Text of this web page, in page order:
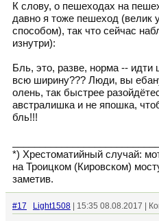
К слову, о пешеходах на
давно я тоже пешеход (велик
способом), так что сейчас
изнутри):
Бль, это, разве, норма -- идти
всю ширину??? Люди, вы
олень, так быстрее
австралишка и не япошка,
бль!!!
*) Хрестоматийный случай:
на Троицком (Кировском)
заметив.
#17 Light1508 | 15:35 08.08.2017 |